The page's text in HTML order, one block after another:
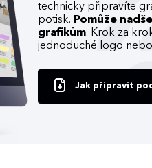
technicky připravíte
potisk. Pomůže
grafikům. Krok za
jednoduché logo nebo
Jak připravit